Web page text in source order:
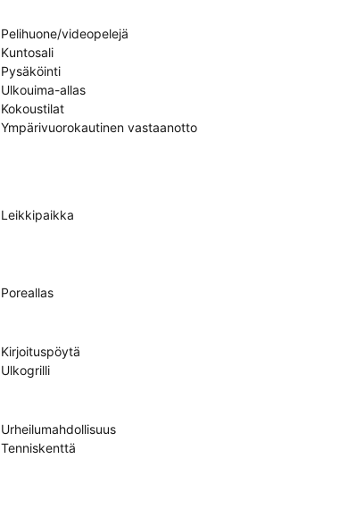
Pelihuone/videopelejä
Kuntosali
Pysäköinti
Ulkouima-allas
Kokoustilat
Ympärivuorokautinen vastaanotto
Leikkipaikka
Poreallas
Kirjoituspöytä
Ulkogrilli
Urheilumahdollisuus
Tenniskenttä